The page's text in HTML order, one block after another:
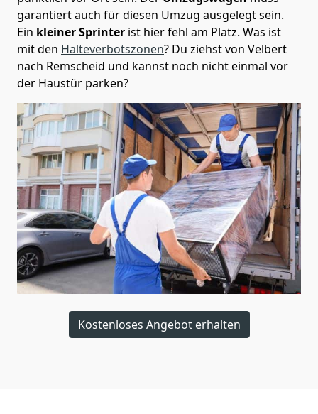
garantiert auch für diesen Umzug ausgelegt sein.
Ein kleiner Sprinter ist hier fehl am Platz. Was ist
mit den Halteverbotszonen? Du ziehst von Velbert
nach Remscheid und kannst noch nicht einmal vor
der Haustür parken?
Kostenloses Angebot erhalten